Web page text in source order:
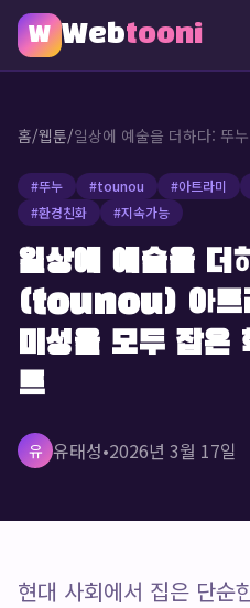
W Webtooni
소개
문의
🔥 인
홈/웹툰/
#뚜누 #tounou #아트라미
#환경친화 #지속가능
일상에 예술을 더
(tounou) 아트
미성을 모두 잡은
트
유 유태성•2026년 3월 17일
현대 사회에서 집은 단순